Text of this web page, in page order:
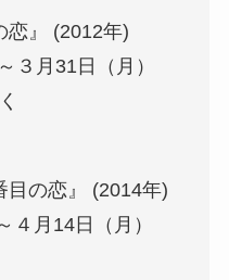
恋』 (2012年)
３月31日（月）
目の恋』 (2014年)
４月14日（月）